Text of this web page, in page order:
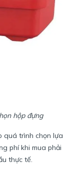
hộp đựng
quá trình chọn lựa
phí khi mua phải
thực tế.